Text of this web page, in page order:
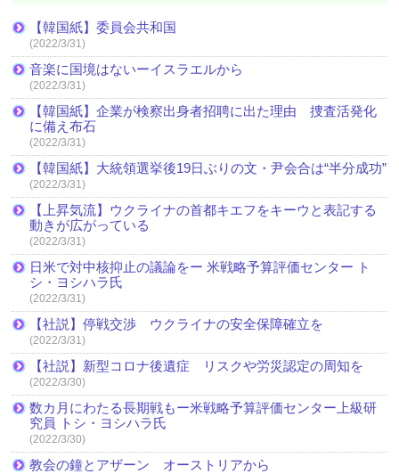
【韓国紙】委員会共和国
(2022/3/31)
音楽に国境はないーイスラエルから
(2022/3/31)
【韓国紙】企業が検察出身者招聘に出た理由 捜査活発化
に備え布石
(2022/3/31)
【韓国紙】大統領選挙後19日ぶりの文・尹会合は“半分成功”
(2022/3/31)
【上昇気流】ウクライナの首都キエフをキーウと表記する
動きが広がっている
(2022/3/31)
日米で対中核抑止の議論をー 米戦略予算評価センター ト
シ・ヨシハラ氏
(2022/3/31)
【社説】停戦交渉 ウクライナの安全保障確立を
(2022/3/31)
【社説】新型コロナ後遺症 リスクや労災認定の周知を
(2022/3/30)
数カ月にわたる長期戦もー米戦略予算評価センター上級研
究員 トシ・ヨシハラ氏
(2022/3/30)
教会の鐘とアザーン オーストリアから